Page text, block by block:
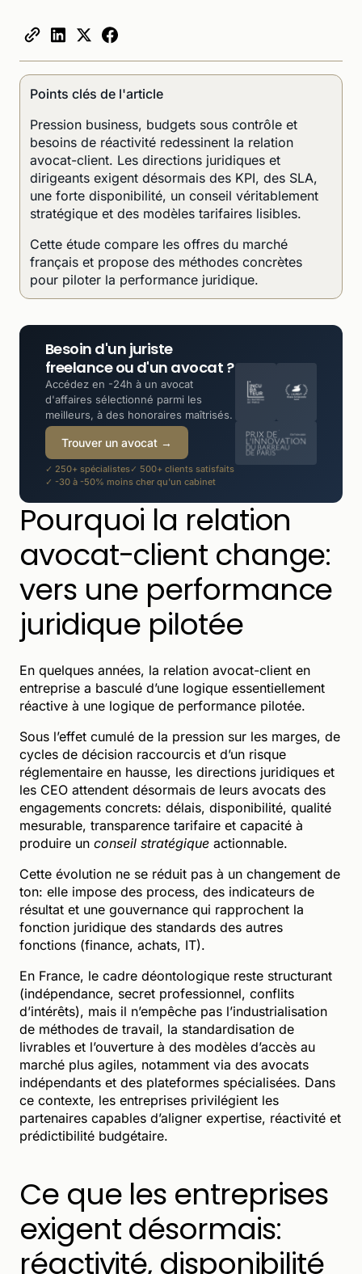
Points clés de l'article
Pression business, budgets sous contrôle et
besoins de réactivité redessinent la relation
avocat-client. Les directions juridiques et
dirigeants exigent désormais des KPI, des SLA,
une forte disponibilité, un conseil véritablement
stratégique et des modèles tarifaires lisibles.
Cette étude compare les offres du marché
français et propose des méthodes concrètes
pour piloter la performance juridique.
Besoin d'un juriste
freelance ou d'un avocat ?
Accédez en -24h à un avocat
d'affaires sélectionné parmi les
meilleurs, à des honoraires maîtrisés.
Trouver un avocat →
✓ 250+ spécialistes✓ 500+ clients satisfaits
✓ -30 à -50% moins cher qu'un cabinet
Pourquoi la relation
avocat-client change:
vers une performance
juridique pilotée
En quelques années, la relation avocat-client en
entreprise a basculé d’une logique essentiellement
réactive à une logique de performance pilotée.
Sous l’effet cumulé de la pression sur les marges, de
cycles de décision raccourcis et d’un risque
réglementaire en hausse, les directions juridiques et
les CEO attendent désormais de leurs avocats des
engagements concrets: délais, disponibilité, qualité
mesurable, transparence tarifaire et capacité à
produire un conseil stratégique actionnable.
Cette évolution ne se réduit pas à un changement de
ton: elle impose des process, des indicateurs de
résultat et une gouvernance qui rapprochent la
fonction juridique des standards des autres
fonctions (finance, achats, IT).
En France, le cadre déontologique reste structurant
(indépendance, secret professionnel, conflits
d’intérêts), mais il n’empêche pas l’industrialisation
de méthodes de travail, la standardisation de
livrables et l’ouverture à des modèles d’accès au
marché plus agiles, notamment via des avocats
indépendants et des plateformes spécialisées. Dans
ce contexte, les entreprises privilégient les
partenaires capables d’aligner expertise, réactivité et
prédictibilité budgétaire.
Ce que les entreprises
exigent désormais:
réactivité, disponibilité